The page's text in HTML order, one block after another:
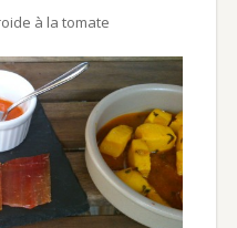
à la tomate